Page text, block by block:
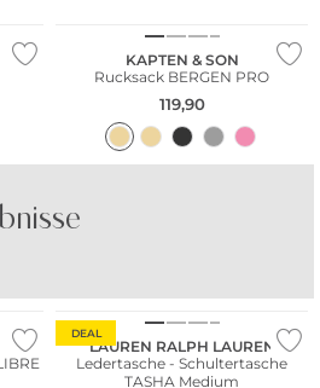
KAPTEN & SON
Rucksack BERGEN PRO
119,90
DEAL
LAUREN RALPH LAUREN
Ledertasche - Schultertasche
TASHA Medium